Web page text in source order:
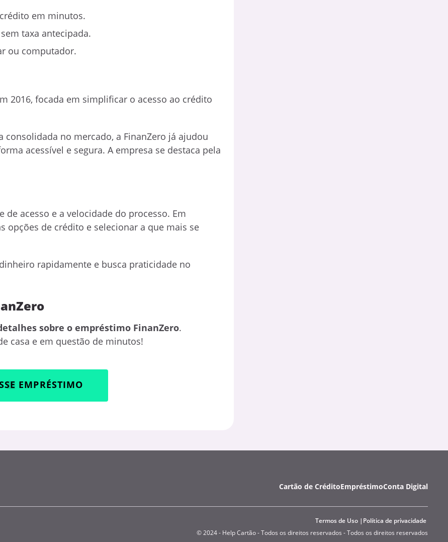
em minutos.
taxa antecipada.
ou computador.
2016, focada em simplificar o acesso ao crédito
no mercado, a FinanZero já ajudou
acessível e segura. A empresa se destaca pela
acesso e a velocidade do processo. Em
opções de crédito e selecionar a que mais se
rapidamente e busca praticidade no
sobre o empréstimo FinanZero.
casa e em questão de minutos!
EMPRÉSTIMO
Cartão de CréditoEmpréstimoConta Digital
Termos de Uso
Política de privacidade
© 2024 - Help Cartão - Todos os direitos reservados - Todos os direitos reservados